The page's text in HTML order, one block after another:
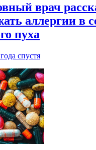
врач
аллергии в
пуха
спустя